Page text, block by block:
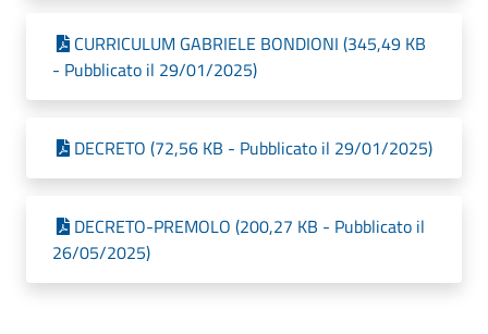
CURRICULUM GABRIELE BONDIONI (345,49 KB
- Pubblicato il 29/01/2025)
DECRETO (72,56 KB - Pubblicato il 29/01/2025)
DECRETO-PREMOLO (200,27 KB - Pubblicato il
26/05/2025)